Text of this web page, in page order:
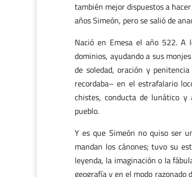
también mejor dispuestos a
años Simeón, pero se salió de
Nació en Emesa el año 522.
dominios, ayudando a sus
de soledad, oración y
recordaba– en el estrafalario
chistes, conducta de lunático y
pueblo.
Y es que Simeón no quiso ser
mandan los cánones; tuvo su
leyenda, la imaginación o la
geografía y en el modo razonado